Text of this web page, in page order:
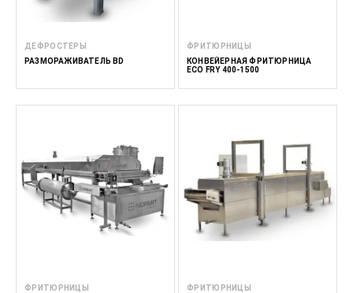
ДЕФРОСТЕРЫ
РАЗМОРАЖИВАТЕЛЬ BD
ФРИТЮРНИЦЫ
КОНВЕЙЕРНАЯ ФРИТЮРНИЦА
ECO FRY 400-1500
ФРИТЮРНИЦЫ
ФРИТЮРНИЦЫ